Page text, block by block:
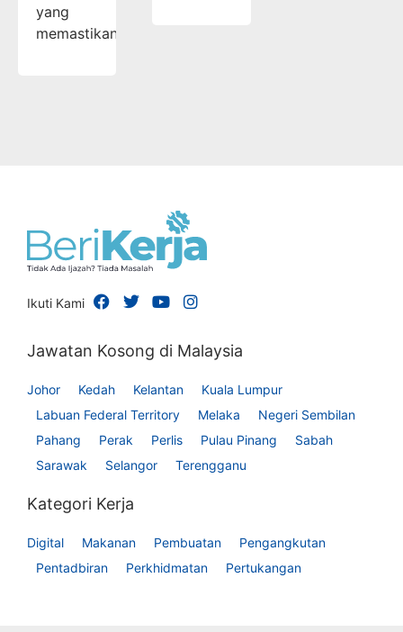
yang
memastikan…
Ikuti Kami
Jawatan Kosong di Malaysia
Johor Kedah Kelantan
Kuala Lumpur
Labuan Federal Territory
Melaka
Negeri Sembilan
Pahang
Perak Perlis Pulau Pinang
Sabah
Sarawak
Selangor Terengganu
Kategori Kerja
Digital Makanan Pembuatan
Pengangkutan
Pentadbiran
Perkhidmatan Pertukangan